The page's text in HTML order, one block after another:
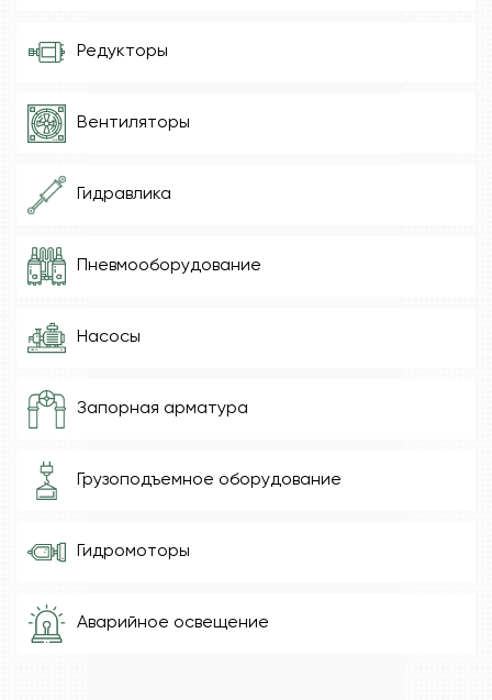
Редукторы
Вентиляторы
Гидравлика
Пневмооборудование
Насосы
Запорная арматура
Грузоподъемное оборудование
Гидромоторы
Аварийное освещение